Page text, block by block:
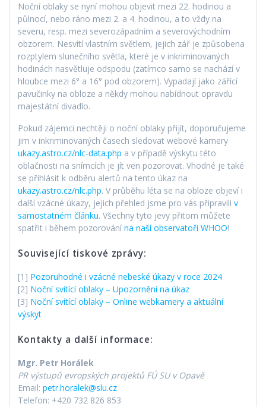
Noční oblaky se nyní mohou objevit mezi 22. hodinou a
půlnocí, nebo ráno mezi 2. a 4. hodinou, a to vždy na
severu, resp. mezi severozápadním a severovýchodním
obzorem. Nesvítí vlastním světlem, jejich zář je způsobena
rozptylem slunečního světla, které je v inkriminovaných
hodinách nasvětluje odspodu (zatímco samo se nachází v
hloubce mezi 6° a 16° pod obzorem). Vypadají jako zářící
pavučinky na obloze a někdy mohou nabídnout opravdu
majestátní divadlo.
Pokud zájemci nechtěji o noční oblaky přijít, doporučujeme
jim v inkriminovaných časech sledovat webové kamery
ukazy.astro.cz/nlc-data.php a v případě výskytu této
oblačnosti na snímcích je jít ven pozorovat. Vhodné je také
se přihlásit k odběru alertů na tento úkaz na
ukazy.astro.cz/nlc.php. V průběhu léta se na obloze objeví i
další vzácné úkazy, jejich přehled jsme pro vás připravili v
samostatném článku. Všechny tyto jevy přitom můžete
spatřit i během pozorování na naší observatoři WHOO!
Související tiskové zprávy:
[1] Pozoruhodné i vzácné nebeské úkazy v roce 2024
[2] Noční svítící oblaky – Upozornění na úkaz
[3] Noční svítící oblaky – Online webkamery a aktuální
výskyt
Kontakty a další informace:
Mgr. Petr Horálek
PR výstupů evropských projektů FÚ SU v Opavě
Email: petr.horalek@slu.cz
Telefon: +420 732 826 853